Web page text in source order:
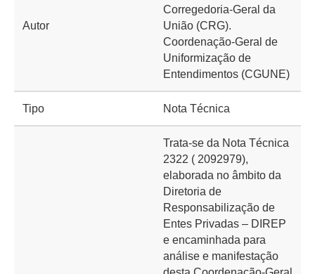
Autor
Corregedoria-Geral da
União (CRG).
Coordenação-Geral de
Uniformização de
Entendimentos (CGUNE)
Tipo Nota Técnica
Trata-se da Nota Técnica
2322 ( 2092979),
elaborada no âmbito da
Diretoria de
Responsabilização de
Entes Privadas – DIREP
e encaminhada para
análise e manifestação